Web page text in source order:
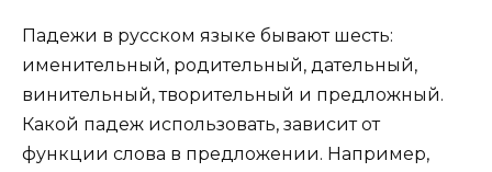
Падежи в русском языке бывают шесть:
именительный, родительный, дательный,
винительный, творительный и предложный.
Какой падеж использовать, зависит от
функции слова в предложении. Например,